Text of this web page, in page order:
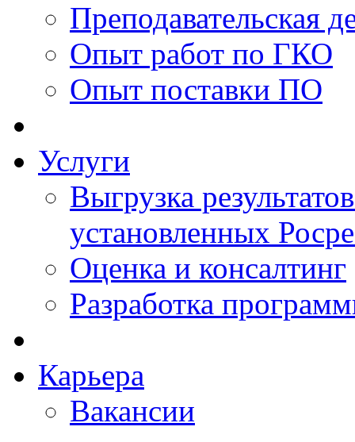
Преподавательская
Опыт работ по ГКО
Опыт поставки ПО
Услуги
Выгрузка
установленных
Оценка и консалтинг
Разработка
Карьера
Вакансии